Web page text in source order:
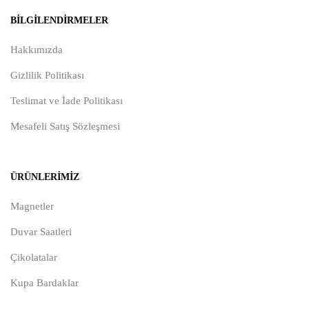
BILGILENDIRMELER
Hakkımızda
Gizlilik Politikası
Teslimat ve İade Politikası
Mesafeli Satış Sözleşmesi
ÜRÜNLERIMIZ
Magnetler
Duvar Saatleri
Çikolatalar
Kupa Bardaklar